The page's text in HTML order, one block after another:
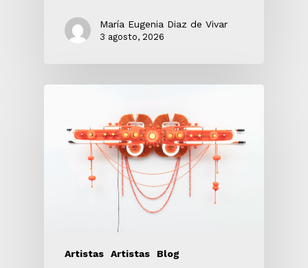
María Eugenia Diaz de Vivar
3 agosto, 2026
Artistas Artistas
Blog